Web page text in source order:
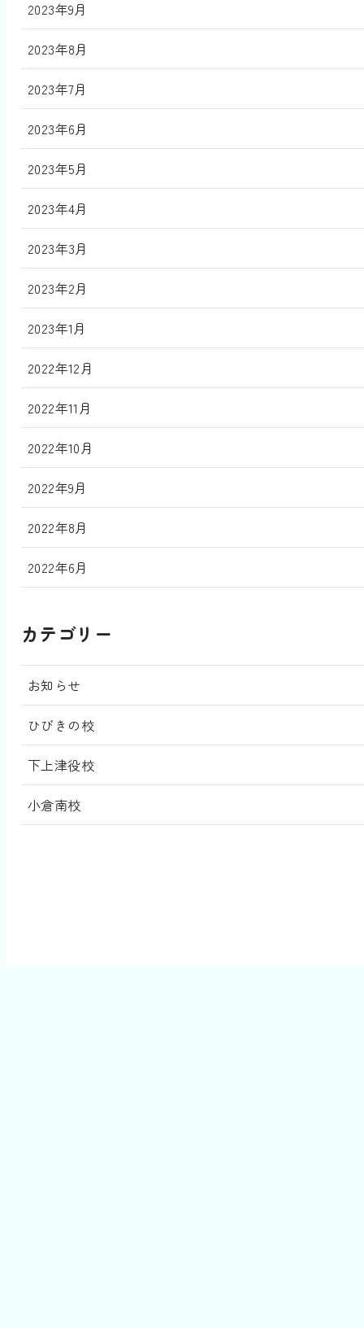
2023年9月
2023年8月
2023年7月
2023年6月
2023年5月
2023年4月
2023年3月
2023年2月
2023年1月
2022年12月
2022年11月
2022年10月
2022年9月
2022年8月
2022年6月
カテゴリー
お知らせ
ひびきの校
下上津役校
小倉南校